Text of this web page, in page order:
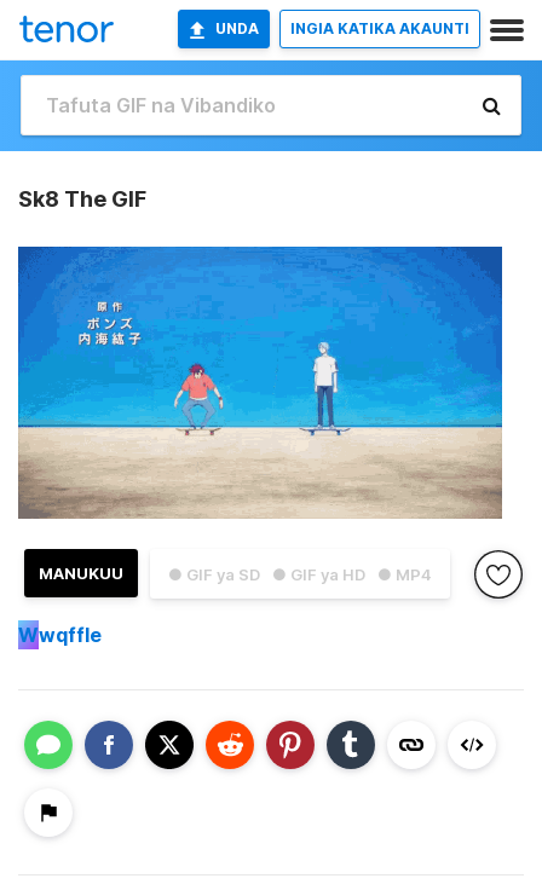
UNDA INGIA KATIKA AKAUNTI
Sk8 The GIF
● GIF ya SD ● GIF ya HD ● MP4
MANUKUU
Wwqffle